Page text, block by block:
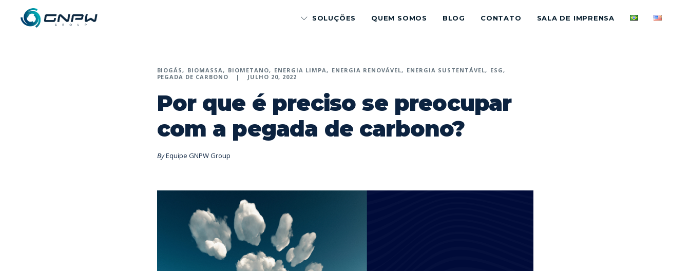
SOLUÇÕES QUEM SOMOS BLOG CONTATO SALA DE IMPRENSA
BIOGÁS BIOMASSA BIOMETANO ENERGIA LIMPA ENERGIA RENOVÁVEL ENERGIA SUSTENTÁVEL
ESG
PEGADA DE CARBONO
JULHO 20, 2022
Por que é preciso se preocupar
com a pegada de carbono?
ByEquipe GNPW Group